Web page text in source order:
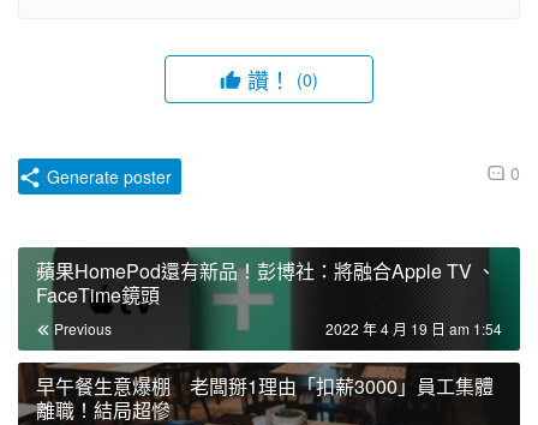
讚！ (0)
0
Generate poster
蘋果HomePod還有新品！彭博社：將融合Apple TV 、
FaceTime鏡頭
Previous 2022 年 4 月 19 日 am 1:54
早午餐生意爆棚 老闆掰1理由「扣薪3000」員工集體
離職！結局超慘